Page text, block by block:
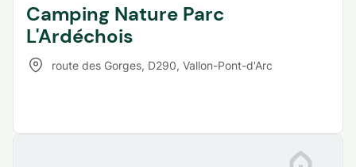
Camping Nature Parc
L'Ardéchois
route des Gorges, D290, Vallon-Pont-d'Arc